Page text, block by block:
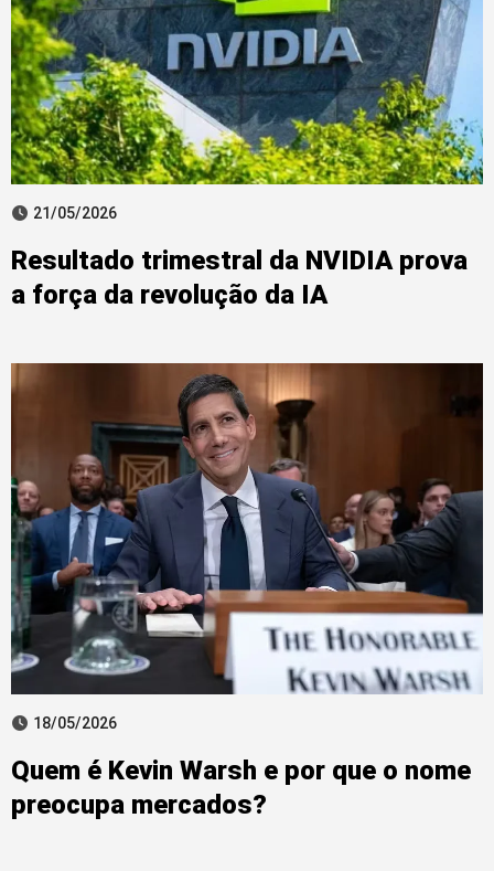
21/05/2026
Resultado trimestral da NVIDIA prova
a força da revolução da IA
18/05/2026
Quem é Kevin Warsh e por que o nome
preocupa mercados?